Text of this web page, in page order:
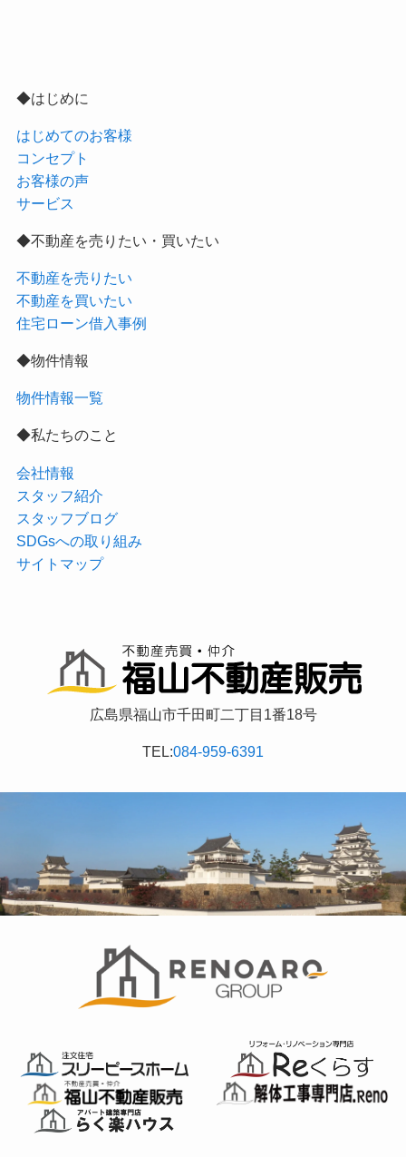
◆はじめに
はじめてのお客様
コンセプト
お客様の声
サービス
◆不動産を売りたい・買いたい
不動産を売りたい
不動産を買いたい
住宅ローン借入事例
◆物件情報
物件情報一覧
◆私たちのこと
会社情報
スタッフ紹介
スタッフブログ
SDGsへの取り組み
サイトマップ
広島県福山市千田町二丁目1番18号
TEL:084-959-6391